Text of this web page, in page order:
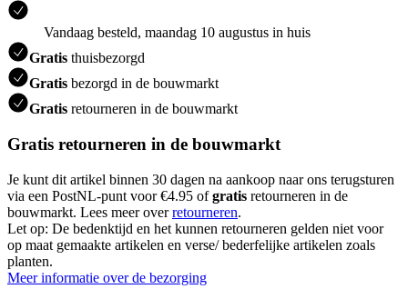
Vandaag besteld, maandag 10 augustus in huis
Gratis thuisbezorgd
Gratis bezorgd in de bouwmarkt
Gratis retourneren in de bouwmarkt
Gratis retourneren in de bouwmarkt
Je kunt dit artikel binnen 30 dagen na aankoop naar ons terugsturen
via een PostNL-punt voor €4.95 ofgratis retourneren in de
bouwmarkt. Lees meer overretourneren.
Let op: De bedenktijd en het kunnen retourneren gelden niet voor
op maat gemaakte artikelen en verse/ bederfelijke artikelen zoals
planten.
Meer informatie over de bezorging